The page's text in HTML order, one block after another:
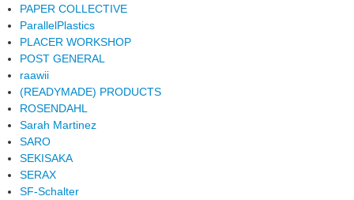
PAPER COLLECTIVE
ParallelPlastics
PLACER WORKSHOP
POST GENERAL
raawii
(READYMADE) PRODUCTS
ROSENDAHL
Sarah Martinez
SARO
SEKISAKA
SERAX
SF-Schalter